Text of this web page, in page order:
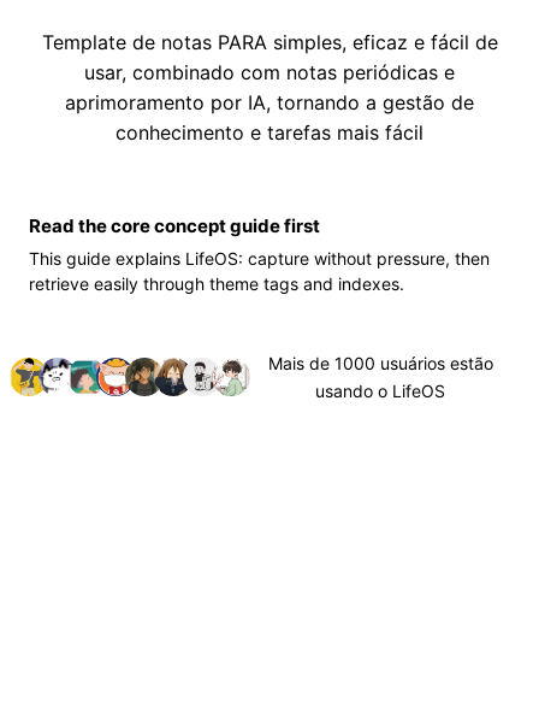
Template de notas PARA simples, eficaz e fácil de
usar, combinado com notas periódicas e
aprimoramento por IA, tornando a gestão de
conhecimento e tarefas mais fácil
Read the core concept guide first
This guide explains LifeOS: capture without pressure, then
retrieve easily through theme tags and indexes.
Mais de 1000 usuários estão
usando o LifeOS